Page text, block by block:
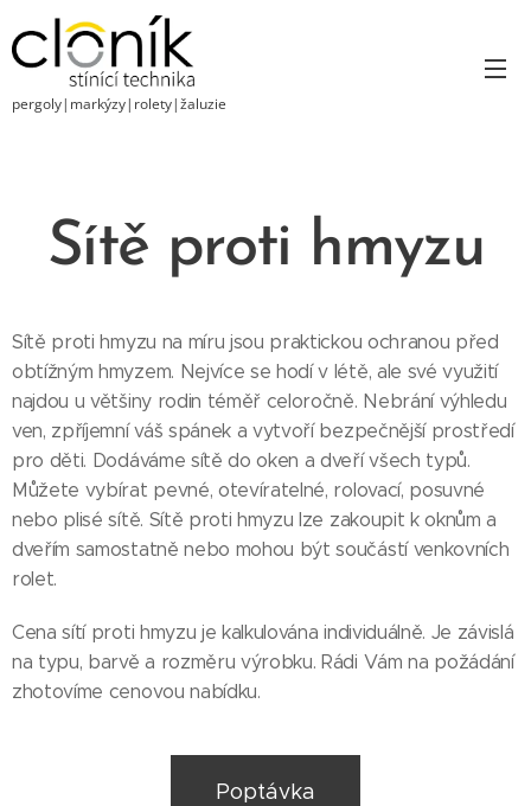
pergoly|markýzy|rolety|žaluzie
Sítě proti hmyzu
Sítě proti hmyzu na míru jsou praktickou ochranou před
obtížným hmyzem. Nejvíce se hodí v létě, ale své využití
najdou u většiny rodin téměř celoročně. Nebrání výhledu
ven, zpříjemní váš spánek a vytvoří bezpečnější prostředí
pro děti. Dodáváme sítě do oken a dveří všech typů.
Můžete vybírat pevné, otevíratelné, rolovací, posuvné
nebo plisé sítě. Sítě proti hmyzu lze zakoupit k oknům a
dveřím samostatně nebo mohou být součástí venkovních
rolet.
Cena sítí proti hmyzu je kalkulována individuálně. Je závislá
na typu, barvě a rozměru výrobku. Rádi Vám na požádání
zhotovíme cenovou nabídku.
Poptávka